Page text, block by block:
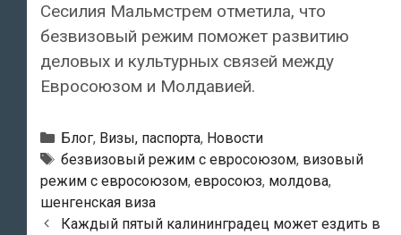
Сесилия Мальмстрем отметила, что
безвизовый режим поможет развитию
деловых и культурных связей между
Евросоюзом и Молдавией.
Рубрики
Блог, Визы, паспорта, Новости
Метки
безвизовый режим с евросоюзом, визовый
режим с евросоюзом, евросоюз, молдова,
шенгенская виза
Навигация
Каждый пятый калининградец может ездить в